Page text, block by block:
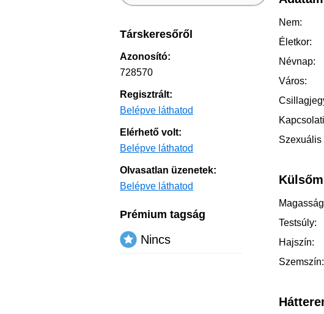
Nem:
Életkor:
Névnap:
Város:
Szexuális
Külsőm
Testsúly:
Hajszín:
Szemszín:
Társkeresőről
Azonosító:
728570
Regisztrált:
Belépve láthatod
Elérhető volt:
Belépve láthatod
Olvasatlan üzenetek:
Belépve láthatod
Prémium tagság
Nincs